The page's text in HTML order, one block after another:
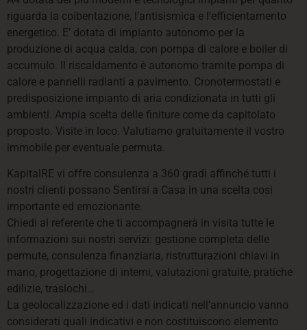
riguarda la coibentazione, l’antisismica e l’efficientamento
energetico. E’ dotata di impianto autonomo per la
produzione di acqua calda, con pompa di calore e boiler di
accumulo. Il riscaldamento è autonomo tramite pompa di
calore e pannelli radianti a pavimento. Cronotermostati e
predisposizione impianto di aria condizionata in tutti gli
ambienti. Ampia scelta delle finiture come da capitolato
proposto. Visite in loco. Valutiamo gratuitamente il vostro
immobile per eventuale permuta.
KapitalRE vi offre consulenza a 360 gradi affinché tutti i
nostri clienti possano Sentirsi a Casa in una scelta così
importante ed emozionante.
Chiedi al referente che ti accompagnerà in visita tutte le
informazioni sui nostri servizi: gestione completa delle
permute, consulenza finanziaria, ristrutturazioni chiavi in
mano, progettazione di interni, valutazioni gratuite, pratiche
edilizie, traslochi…
La geolocalizzazione ed i dati indicati nell’annuncio vanno
considerati quali indicativi e non costituiscono elemento